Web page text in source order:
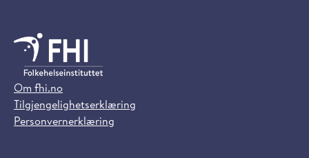
Om fhi.no
Tilgjengelighetserklæring
Personvernerklæring